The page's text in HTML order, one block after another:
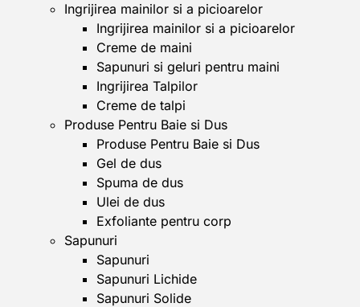
Ingrijirea mainilor si a picioarelor
Ingrijirea mainilor si a picioarelor
Creme de maini
Sapunuri si geluri pentru maini
Ingrijirea Talpilor
Creme de talpi
Produse Pentru Baie si Dus
Produse Pentru Baie si Dus
Gel de dus
Spuma de dus
Ulei de dus
Exfoliante pentru corp
Sapunuri
Sapunuri
Sapunuri Lichide
Sapunuri Solide